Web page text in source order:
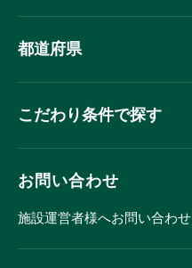
都道府県
こだわり条件で探す
お問い合わせ
施設運営者様へお問い合わせ